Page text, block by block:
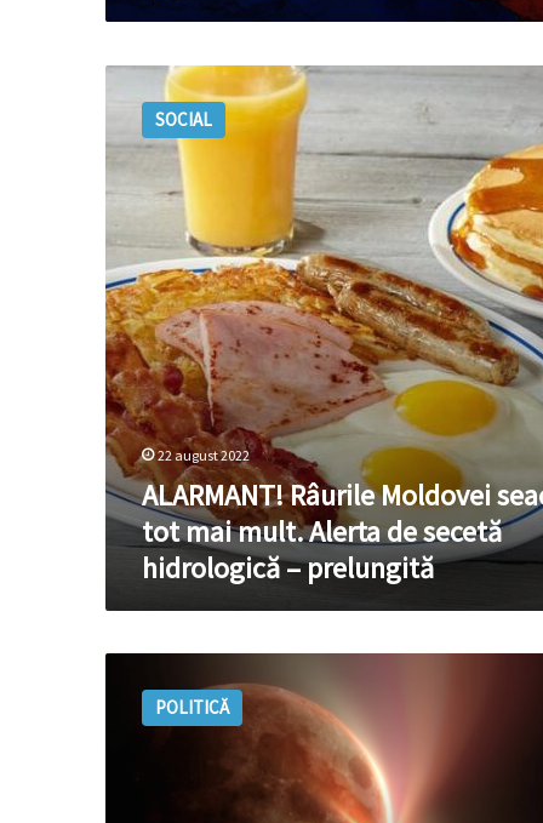
ALARMANT!
Râurile
Moldovei
seacă
Alerta
de
secetă
hidrologică
–
prelungită
SOCIAL
22 august 2022
ALARMANT! Râurile Moldovei
tot mai mult. Alerta de secetă
hidrologică – prelungită
Lipsa
ploilor
POLITICĂ